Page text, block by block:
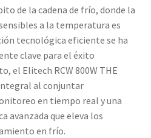
de la cadena de frío, donde la
a la temperatura es
tecnológica eficiente se ha
clave para el éxito
el Elitech RCW 800W THE
al conjuntar
en tiempo real y una
avanzada que eleva los
en frío.